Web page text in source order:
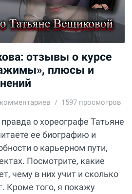
отзывы о курсе
плюсы и
1597 просмотров
о хореографе Татьяне
ее биографию и
о карьерном пути,
Посмотрите, какие
чему в них учит и сколько
Кроме того, я покажу